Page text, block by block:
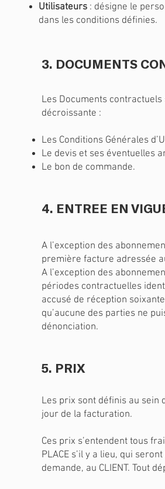
Utilisateurs : désigne le
dans les conditions définies.
3. DOCUMENTS
Les Documents
décroissante :
Les Conditions Générales
Le devis et ses éventuelles
Le bon de commande.
4. ENTREE EN
A l’exception des
première facture adressée
A l’exception des
périodes contractuelles
accusé de réception
qu’aucune des parties ne
dénonciation.
5. PRIX
Les prix sont définis au sein
jour de la facturation.
Ces prix s’entendent tous
PLACE s’il y a lieu, qui
demande, au CLIENT. Tout